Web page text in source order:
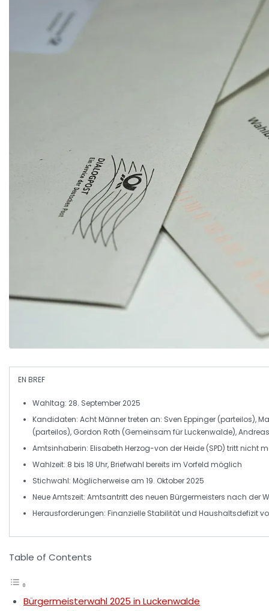
EN BREF
Wahltag: 28. September 2025
Kandidaten: Acht Männer treten an: Sven Eppinger (parteilos),
(parteilos), Gordon Roth (Gemeinsam für Luckenwalde),
Amtsinhaberin: Elisabeth Herzog-von der Heide (SPD) tritt nicht
Wahlzeit: 8 bis 18 Uhr, Briefwahl bereits im Vorfeld möglich
Stichwahl: Möglicherweise am 19. Oktober 2025
Neue Amtszeit: Amtsantritt des neuen Bürgermeisters nach der
Herausforderungen: Finanzielle Stabilität und Haushaltsdefizit
Table of Contents
Bürgermeisterwahl 2025 in Luckenwalde